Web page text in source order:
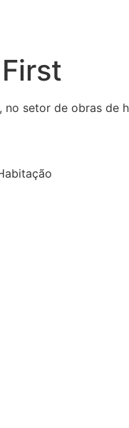
no setor de obras de